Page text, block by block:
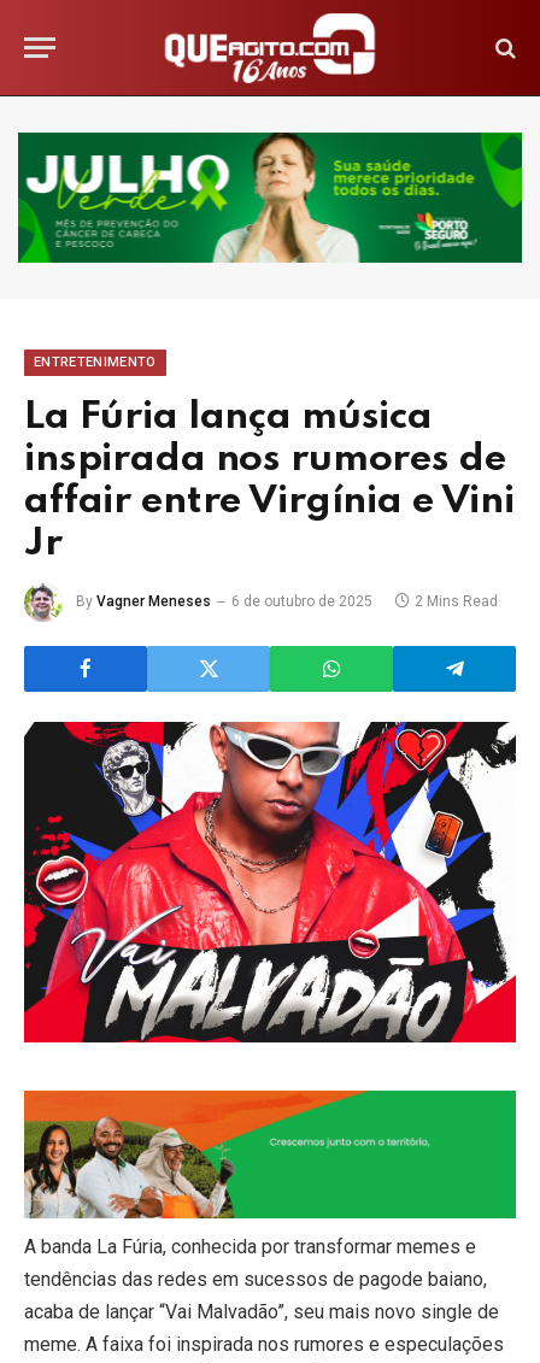
ENTRETENIMENTO
La Fúria lança música
inspirada nos rumores de
affair entre Virgínia e Vini
Jr
By Vagner Meneses 6 de outubro de 2025 2 Mins Read
A banda La Fúria, conhecida por transformar memes e
tendências das redes em sucessos de pagode baiano,
acaba de lançar “Vai Malvadão”, seu mais novo single de
meme. A faixa foi inspirada nos rumores e especulações